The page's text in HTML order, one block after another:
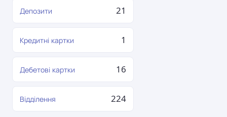
Депозити 21
Кредитні картки 1
Дебетові картки 16
Відділення 224